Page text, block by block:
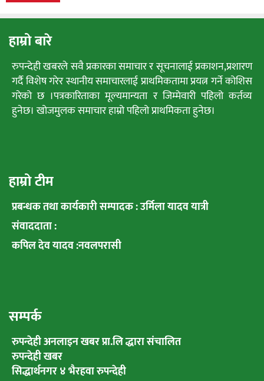
हाम्रो बारे
रुपन्देही खबरले सवै प्रकारका समाचार र सूचनालाई प्रकाशन,प्रशारण
गर्दै विशेष गरेर स्थानीय समाचारलाई प्राथमिकतामा प्रयत्न गर्ने कोशिस
गरेको छ ।पत्रकारिताका मूल्यमान्यता र जिम्मेवारी पहिलो कर्तव्य
हुनेछ। खोजमुलक समाचार हाम्रो पहिलो प्राथमिकता हुनेछ।
हाम्रो टीम
प्रबन्धक तथा कार्यकारी सम्पादक : उर्मिला यादव यात्री
संवाददाता :
कपिल देव यादव :नवलपरासी
सम्पर्क
रुपन्देही अनलाइन खबर प्रा.लि द्धारा संचालित
रुपन्देही खबर
सिद्धार्थनगर ४ भैरहवा रुपन्देही